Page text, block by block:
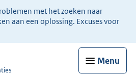
met het zoeken naar
aan een oplossing. Excuses voor
Menu